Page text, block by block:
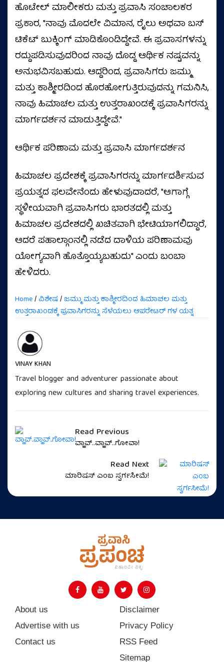
ಹೊಟೇಲ್ ಮಾಲೀಕರು ಮತ್ತು ಪ್ರವಾಸಿ ಸಂಚಾಲಕರ
ಪ್ರಕಾರ, "ನಾವು ಮೊದಲೇ ವಿಮಾನ, ರೈಲು ಅಥವಾ ಬಸ್
ಟಿಕೆಟ್ ಬುಕ್ಕಿಂಗ್ ಮಾಡಿಕೊಂಡಿದ್ದೇವೆ. ಈ ಪ್ರವಾಸಗಳನ್ನು
ರದ್ದುಪಡಿಸುವುದರಿಂದ ನಾವು ದೊಡ್ಡ ಆರ್ಥಿಕ ನಷ್ಟವನ್ನು
ಅನುಭವಿಸಬಹುದು. ಆದ್ದರಿಂದ, ಪ್ರವಾಸಿಗರು ಜಮ್ಮು
ಮತ್ತು ಕಾಶ್ಮೀರದಿಂದ ಹೊರಹೋಗುತ್ತಿರುವುದನ್ನು ಗಮನಿಸಿ,
ನಾವು ಹಿಮಾಚಲ ಮತ್ತು ಉತ್ತರಾಖಂಡಕ್ಕೆ ಪ್ರವಾಸಿಗರನ್ನು
ಮಾರ್ಗದರ್ಶನ ಮಾಡುತ್ತಿದ್ದೇವೆ."
ಆರ್ಥಿಕ ಪರಿಣಾಮ ಮತ್ತು ಪ್ರವಾಸಿ ಮಾರ್ಗದರ್ಶನ
ಹಿಮಾಚಲ ಪ್ರದೇಶಕ್ಕೆ ಪ್ರವಾಸಿಗರನ್ನು ಮಾರ್ಗದರ್ಶಿಸುವ
ಪ್ರಯತ್ನದ ಫಲವೇನೆಂದು ಹೇಳುವುದಾದರೆ, "ಆಗಾಗ್ಗೆ
ಸ್ಥಳೀಯವಾಗಿ ಪ್ರವಾಸಿಗರು ಭಾರತದಲ್ಲಿ ಮತ್ತು
ಹಿಮಾಚಲ ಪ್ರದೇಶದಲ್ಲಿ ಖಚಿತವಾಗಿ ಭೇಟಿಯಾಗಲಿದ್ದಾರೆ,
ಆದರೆ ಪಹಾಲ್ಗಾಂನಲ್ಲಿ ನಡೆದ ದಾಳಿಯ ಪರಿಣಾಮವು
ಯೋಗ್ಯವಾಗಿ ಹೊತ್ತೊಯ್ಯಬಹುದು" ಎಂದು ಬಂಬಾ
ಹೇಳಿದರು.
Home/ ವಿಶೇಷ/ ಜಮ್ಮು ಮತ್ತು ಕಾಶ್ಮೀರದಿಂದ ಹಿಮಾಚಲ ಮತ್ತು
ಉತ್ತರಾಖಂಡಕ್ಕೆ ಪ್ರವಾಸಿಗರನ್ನು ಸೆಳೆಯಲು ಆಪರೇಟರ್ ಗಳ ಯತ್ನ
VINAY KHAN
Travel blogger and adventurer passionate about
exploring new cultures and sharing travel experiences.
Read Previous
ವ್ಹಾವ್..ವ್ಹಾವ್..ಗೋವಾ!
Read Next
ಮಾರಿಷಸ್‌ ಎಂಬ ಸ್ವರ್ಗಸೀಮೆ!
About us
Advertise with us
Contact us
Disclaimer
Privacy Policy
RSS Feed
Sitemap